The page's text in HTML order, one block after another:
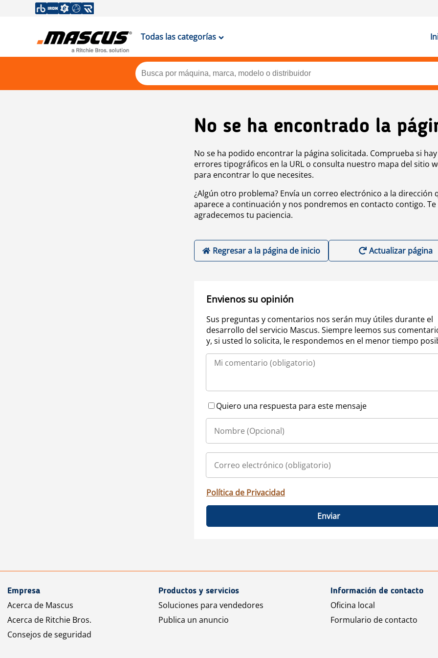
Todas las categorías
No se ha encontrado la
No se ha podido encontrar la página solicitada. Comprueba si hay
errores tipográficos en la URL o consulta nuestro mapa del sitio
para encontrar lo que necesites.
¿Algún otro problema? Envía un correo electrónico a la dirección
aparece a continuación y nos pondremos en contacto contigo. Te
agradecemos tu paciencia.
Regresar a la página de inicio Actualizar página
Envienos su opinión
Sus preguntas y comentarios nos serán muy útiles durante el
desarrollo del servicio Mascus. Siempre leemos sus
y, si usted lo solicita, le respondemos en el menor tiempo
Quiero una respuesta para este mensaje
Política de Privacidad
Enviar
Empresa
Acerca de Mascus
Acerca de Ritchie Bros.
Consejos de seguridad
Productos y servicios
Soluciones para vendedores
Publica un anuncio
Información de contacto
Oficina local
Formulario de contacto